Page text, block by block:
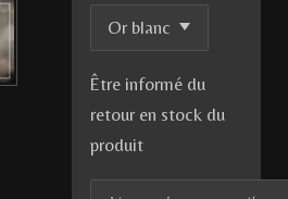
Être informé du
retour en stock du
produit